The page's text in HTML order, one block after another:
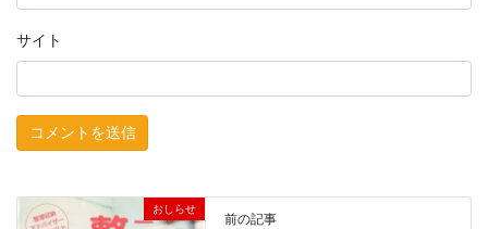
サイト
おしらせ
前の記事